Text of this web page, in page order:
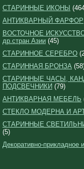
СТАРИННЫЕ ИКОНЫ
АНТИКВАРНЫЙ ФАРФОР
ВОСТОЧНОЕ ИСКУССТВО
др.стран Азии (45)
СТАРИННОЕ СЕРЕБРО
СТАРИННАЯ БРОНЗА
СТАРИННЫЕ ЧАСЫ,
ПОДСВЕЧНИКИ (79)
АНТИКВАРНАЯ МЕБЕЛЬ
СТЕКЛО МОДЕРНА И
СТАРИННЫЕ
(5)
Декоративно-прикладное